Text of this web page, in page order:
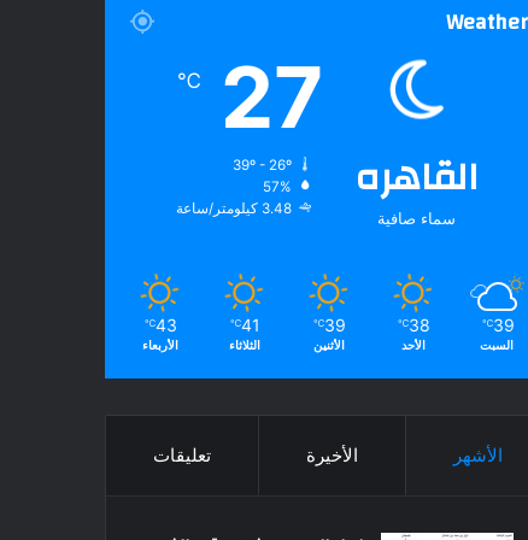
Weather
القاهره
سماء صافية
27
℃
57%
3.48 كيلومتر/ساعة
39
℃
السبت
38
℃
الأحد
39
℃
الأثنين
41
℃
الثلاثاء
43
℃
الأربعاء
الأشهر الأخيرة تعليقات